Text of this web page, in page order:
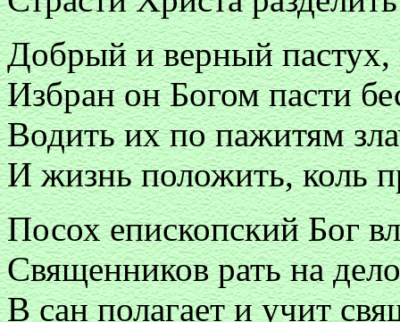
Добрый и верный
Избран он Богом пасти
Водить их по пажитям
И жизнь положить, коль
Посох епископский Бог
Священников рать на
В сан полагает и учит